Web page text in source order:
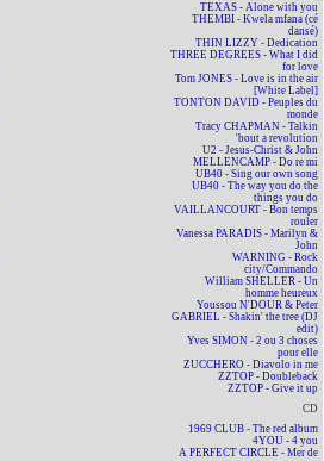
TEXAS - Alone with you
THEMBI - Kwela mfana (cé
dansé)
THIN LIZZY - Dedication
THREE DEGREES - What I did
for love
Tom JONES - Love is in the air
[White Label]
TONTON DAVID - Peuples du
monde
Tracy CHAPMAN - Talkin
'bout a revolution
U2 - Jesus-Christ & John
MELLENCAMP - Do re mi
UB40 - Sing our own song
UB40 - The way you do the
things you do
VAILLANCOURT - Bon temps
rouler
Vanessa PARADIS - Marilyn &
John
WARNING - Rock
city/Commando
William SHELLER - Un
homme heureux
Youssou N'DOUR & Peter
GABRIEL - Shakin' the tree (DJ
edit)
Yves SIMON - 2 ou 3 choses
pour elle
ZUCCHERO - Diavolo in me
ZZTOP - Doubleback
ZZTOP - Give it up
CD
1969 CLUB - The red album
4YOU - 4 you
A PERFECT CIRCLE - Mer de